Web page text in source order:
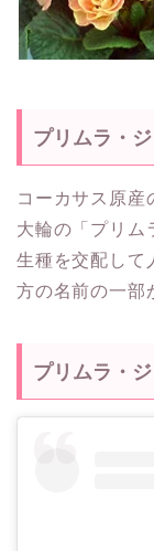
プリムラ・
コーカサス原産
大輪の「プリム
生種を交配して
方の名前の一部
プリムラ・